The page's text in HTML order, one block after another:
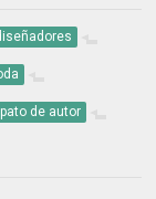
de autor